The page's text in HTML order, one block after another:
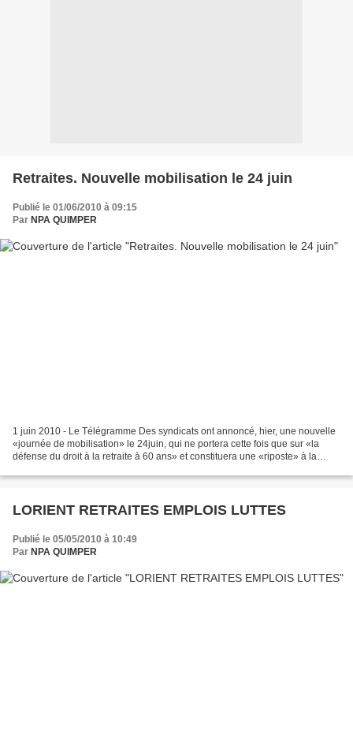
Retraites. Nouvelle mobilisation le 24 juin
Publié le 01/06/2010 à 09:15
Par NPA QUIMPER
1 juin 2010 - Le Télégramme Des syndicats ont annoncé, hier, une nouvelle
«journée de mobilisation» le 24juin, qui ne portera cette fois que sur «la
défense du droit à la retraite à 60 ans» et constituera une «riposte» à la
LORIENT RETRAITES EMPLOIS LUTTES
Publié le 05/05/2010 à 10:49
Par NPA QUIMPER